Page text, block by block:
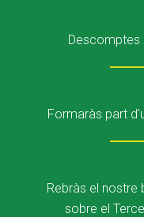
Descomptes
Formaràs part
Rebràs el nostre
sobre el
Xarxes socials
Fes voluntariat
Xarxes socials
Fes voluntariat